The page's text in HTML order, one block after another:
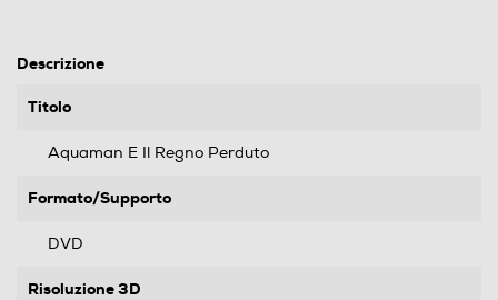
Descrizione
Titolo
Aquaman E Il Regno Perduto
Formato/Supporto
DVD
Risoluzione 3D